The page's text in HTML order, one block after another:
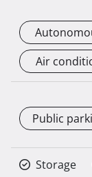
Air
Public
Storage